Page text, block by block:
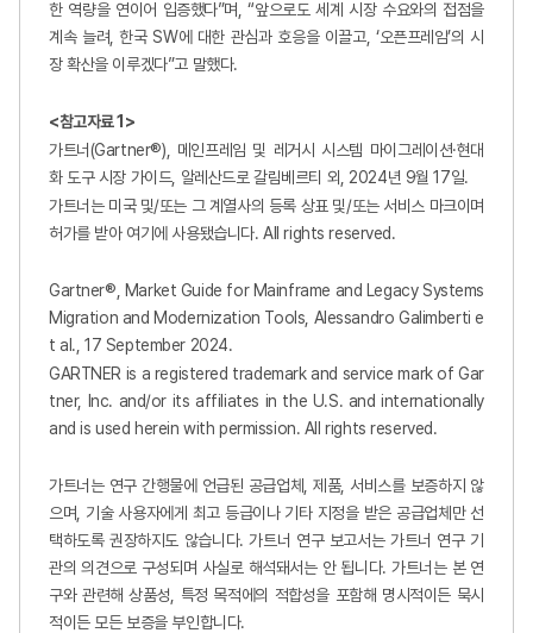
한 역량을 연이어 입증했다”며, “앞으로도 세계 시장 수요와의 접점을
계속 늘려, 한국 SW에 대한 관심과 호응을 이끌고, ‘오픈프레임’의 시
장 확산을 이루겠다”고 말했다.
<참고자료 1>
가트너(Gartner®), 메인프레임 및 레거시 시스템 마이그레이션·현대
화 도구 시장 가이드, 알레산드로 갈림베르티 외, 2024년 9월 17일.
가트너는 미국 및/또는 그 계열사의 등록 상표 및/또는 서비스 마크이며
허가를 받아 여기에 사용됐습니다. All rights reserved.
Gartner®, Market Guide for Mainframe and Legacy Systems
Migration and Modernization Tools, Alessandro Galimberti e
t al., 17 September 2024.
GARTNER is a registered trademark and service mark of Gar
tner, Inc. and/or its affiliates in the U.S. and internationally
and is used herein with permission. All rights reserved.
가트너는 연구 간행물에 언급된 공급업체, 제품, 서비스를 보증하지 않
으며, 기술 사용자에게 최고 등급이나 기타 지정을 받은 공급업체만 선
택하도록 권장하지도 않습니다. 가트너 연구 보고서는 가트너 연구 기
관의 의견으로 구성되며 사실로 해석돼서는 안 됩니다. 가트너는 본 연
구와 관련해 상품성, 특정 목적에의 적합성을 포함해 명시적이든 묵시
적이든 모든 보증을 부인합니다.